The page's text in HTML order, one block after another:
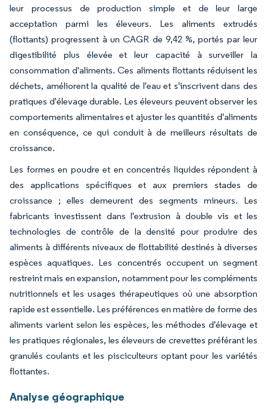
leur processus de production simple et de leur large
acceptation parmi les éleveurs. Les aliments extrudés
(flottants) progressent à un CAGR de 9,42 %, portés par leur
digestibilité plus élevée et leur capacité à surveiller la
consommation d'aliments. Ces aliments flottants réduisent les
déchets, améliorent la qualité de l'eau et s'inscrivent dans des
pratiques d'élevage durable. Les éleveurs peuvent observer les
comportements alimentaires et ajuster les quantités d'aliments
en conséquence, ce qui conduit à de meilleurs résultats de
croissance.
Les formes en poudre et en concentrés liquides répondent à
des applications spécifiques et aux premiers stades de
croissance ; elles demeurent des segments mineurs. Les
fabricants investissent dans l'extrusion à double vis et les
technologies de contrôle de la densité pour produire des
aliments à différents niveaux de flottabilité destinés à diverses
espèces aquatiques. Les concentrés occupent un segment
restreint mais en expansion, notamment pour les compléments
nutritionnels et les usages thérapeutiques où une absorption
rapide est essentielle. Les préférences en matière de forme des
aliments varient selon les espèces, les méthodes d'élevage et
les pratiques régionales, les éleveurs de crevettes préférant les
granulés coulants et les pisciculteurs optant pour les variétés
flottantes.
Analyse géographique